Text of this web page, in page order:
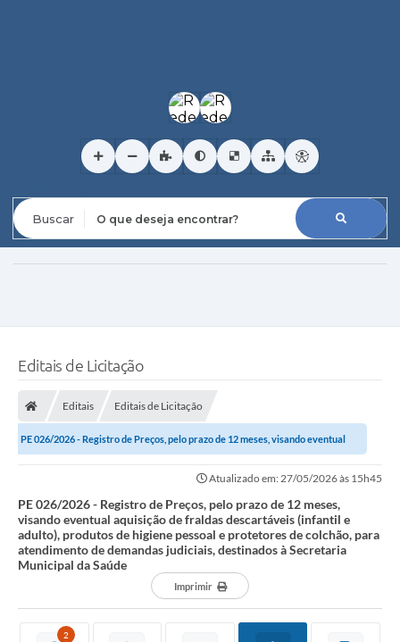
Editais de Licitação
Editais Editais de Licitação
PE 026/2026 - Registro de Preços, pelo prazo de 12 meses, visando eventual
Atualizado em: 27/05/2026 às 15h45
PE 026/2026 - Registro de Preços, pelo prazo de 12 meses,
visando eventual aquisição de fraldas descartáveis (infantil e
adulto), produtos de higiene pessoal e protetores de colchão, para
atendimento de demandas judiciais, destinados à Secretaria
Municipal da Saúde
Imprimir
2